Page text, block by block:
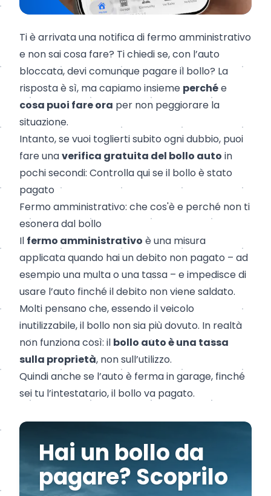
Ti è arrivata una notifica di fermo amministrativo
e non sai cosa fare? Ti chiedi se, con l’auto
bloccata, devi comunque pagare il bollo? La
risposta è sì, ma capiamo insieme perchée
cosa puoi fare ora per non peggiorare la
situazione.
Intanto, se vuoi toglierti subito ogni dubbio, puoi
fare unaverifica gratuita del bollo auto in
pochi secondi: Controlla qui se il bollo è stato
pagato
Fermo amministrativo: che cos'è e perché non ti
esonera dal bollo
Il fermo amministrativo è una misura
applicata quando hai un debito non pagato – ad
esempio una multa o una tassa – e impedisce di
usare l’auto finché il debito non viene saldato.
Molti pensano che, essendo il veicolo
inutilizzabile, il bollo non sia più dovuto. In realtà
non funziona così: il bollo auto è una tassa
sulla proprietà, non sull’utilizzo.
Quindi anche se l’auto è ferma in garage, finché
sei tu l’intestatario, il bollo va pagato.
Hai un bollo da
pagare? Scoprilo